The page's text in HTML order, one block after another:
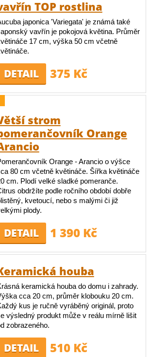
TOP rostlina
japonica 'Variegata' je známá také
vavřín je pokojová květina. Průměr
17 cm, výška 50 cm včetně
DETAIL 375 Kč
strom
Orange
Orange - Arancio o výšce
80 cm včetně květináče. Šířka květináče
cm. Plodí velké sladké pomeranče.
obdržíte podle ročního období dobře
kvetoucí, nebo s malými či již
plody.
DETAIL 1 390 Kč
houba
keramická houba do domu i zahrady.
cca 20 cm, průměr klobouku 20 cm.
kus je ručně vyráběný originál, proto
výsledný produkt může v reálu mírně lišit
zobrazeného.
DETAIL 510 Kč